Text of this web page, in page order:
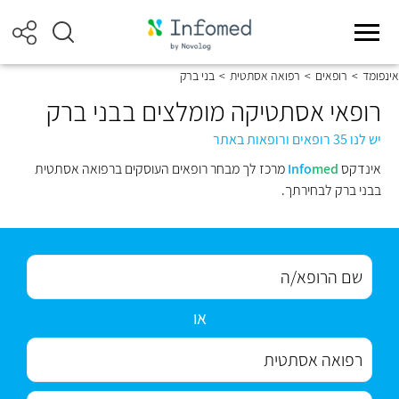
אינפומד > רופאים > רפואה אסתטית > בני ברק
רופאי אסתטיקה מומלצים בבני ברק
יש לנו 35 רופאים ורופאות באתר
אינדקס
Infomed
מרכז לך מבחר רופאים העוסקים ברפואה אסתטית
בבני ברק לבחירתך.
או